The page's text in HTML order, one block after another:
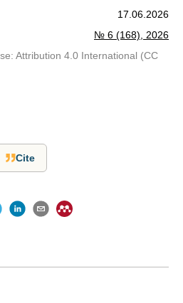
17.06.2026
№ 6 (168), 2026
Attribution 4.0 International (CC
Cite